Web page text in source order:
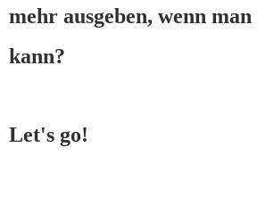
mehr ausgeben, wenn man
kann?
Let's go!